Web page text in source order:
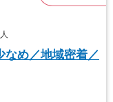
なめ／地域密着／